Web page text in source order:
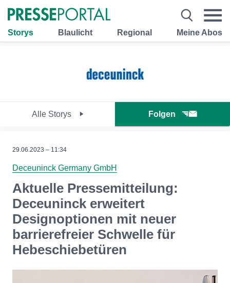
Storys Blaulicht Regional Meine Abos
Alle Storys Folgen
29.06.2023 – 11:34
Deceuninck Germany GmbH
Aktuelle Pressemitteilung:
Deceuninck erweitert
Designoptionen mit neuer
barrierefreier Schwelle für
Hebeschiebetüren